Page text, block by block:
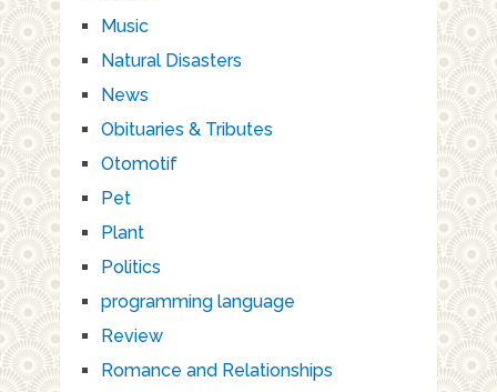
Music
Natural Disasters
News
Obituaries & Tributes
Otomotif
Pet
Plant
Politics
programming language
Review
Romance and Relationships